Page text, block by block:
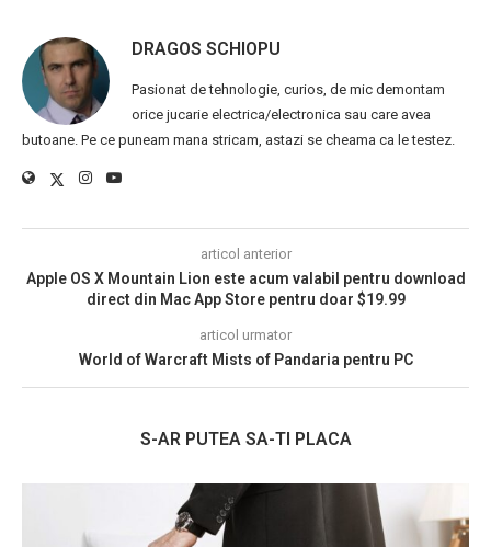
DRAGOS SCHIOPU
Pasionat de tehnologie, curios, de mic demontam
orice jucarie electrica/electronica sau care avea
butoane. Pe ce puneam mana stricam, astazi se cheama ca le testez.
articol anterior
Apple OS X Mountain Lion este acum valabil pentru download
direct din Mac App Store pentru doar $19.99
articol urmator
World of Warcraft Mists of Pandaria pentru PC
S-AR PUTEA SA-TI PLACA